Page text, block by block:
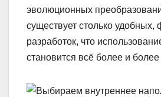
эволюционных
существует столько
разработок, что
становится всё более и